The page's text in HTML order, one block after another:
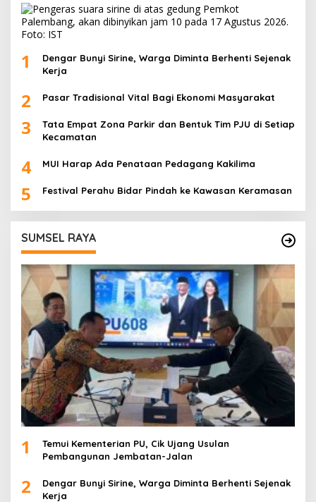
1
Dengar Bunyi Sirine, Warga Diminta Berhenti Sejenak
Kerja
2 Pasar Tradisional Vital Bagi Ekonomi Masyarakat
3
Tata Empat Zona Parkir dan Bentuk Tim PJU di Setiap
Kecamatan
4 MUI Harap Ada Penataan Pedagang Kakilima
5 Festival Perahu Bidar Pindah ke Kawasan Keramasan
SUMSEL RAYA
1
Temui Kementerian PU, Cik Ujang Usulan
Pembangunan Jembatan-Jalan
2
Dengar Bunyi Sirine, Warga Diminta Berhenti Sejenak
Kerja